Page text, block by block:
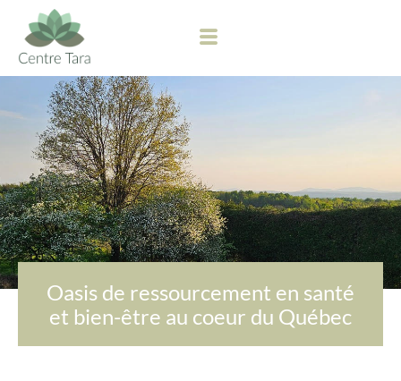
Oasis de ressourcement en santé
et bien-être au coeur du Québec